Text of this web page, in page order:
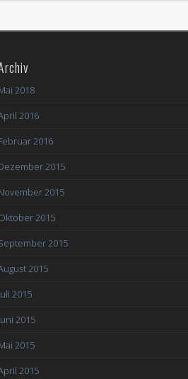
2018
2016
2016
2015
2015
2015
2015
2015
2015
2015
2015
2015